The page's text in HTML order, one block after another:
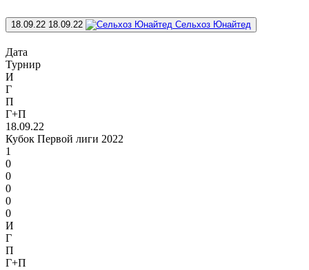
18.09.22 18.09.22 Сельхоз Юнайтед
Дата
Турнир
И
Г
П
Г+П
18.09.22
Кубок Первой лиги 2022
1
0
0
0
0
0
И
Г
П
Г+П